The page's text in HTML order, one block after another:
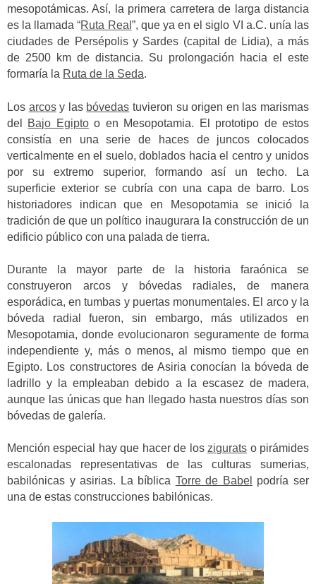
mesopotámicas. Así, la primera carretera de larga distancia
es la llamada “Ruta Real ”, que ya en el siglo VI a.C. unía las
ciudades de Persépolis y Sardes (capital de Lidia), a más
de 2500 km de distancia. Su prolongación hacia el este
formaría la Ruta de la Seda.
Los arcosy las bóvedas tuvieron su origen en las marismas
del Bajo Egiptoo en Mesopotamia. El prototipo de estos
consistía en una serie de haces de juncos colocados
verticalmente en el suelo, doblados hacia el centro y unidos
por su extremo superior, formando así un techo. La
superficie exterior se cubría con una capa de barro. Los
historiadores indican que en Mesopotamia se inició la
tradición de que un político inaugurara la construcción de un
edificio público con una palada de tierra.
Durante la mayor parte de la historia faraónica se
construyeron arcos y bóvedas radiales, de manera
esporádica, en tumbas y puertas monumentales. El arco y la
bóveda radial fueron, sin embargo, más utilizados en
Mesopotamia, donde evolucionaron seguramente de forma
independiente y, más o menos, al mismo tiempo que en
Egipto. Los constructores de Asiria conocían la bóveda de
ladrillo y la empleaban debido a la escasez de madera,
aunque las únicas que han llegado hasta nuestros días son
bóvedas de galería.
Mención especial hay que hacer de los zigurats o pirámides
escalonadas representativas de las culturas sumerias,
babilónicas y asirias. La bíblica Torre de Babel
podría ser
una de estas construcciones babilónicas.